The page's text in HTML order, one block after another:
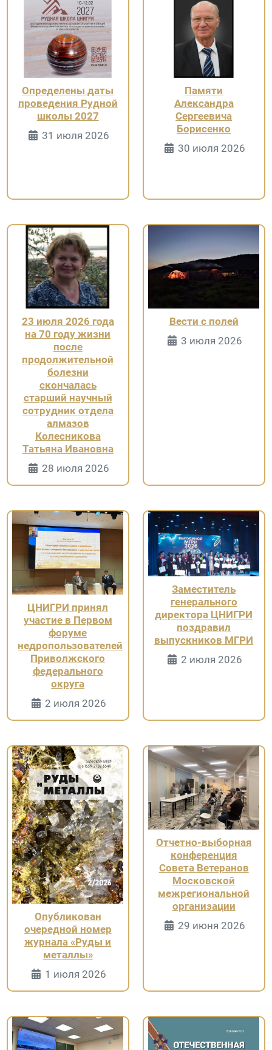
Определены даты
проведения Рудной
школы 2027
Информация о Странице
31 июля 2026
Памяти
Александра
Сергеевича
Борисенко
Информация
30 июля 2026
23 июля 2026 года
на 70 году жизни
после
продолжительной
болезни
скончалась
старший научный
сотрудник отдела
алмазов
Колесникова
Татьяна Ивановна
Информация о Странице
28 июля 2026
Вести с полей
Информация
3 июля 2026
ЦНИГРИ принял
участие в Первом
форуме
недропользователей
Приволжского
федерального
округа
Информация о Странице
2 июля 2026
Заместитель
генерального
директора ЦНИГРИ
поздравил
выпускников МГРИ
Информация
2 июля 2026
Опубликован
очередной номер
журнала «Руды и
металлы»
Информация о Странице
1 июля 2026
Отчетно-выборная
конференция
Совета Ветеранов
Московской
межрегиональной
организации
Информация
29 июня 2026